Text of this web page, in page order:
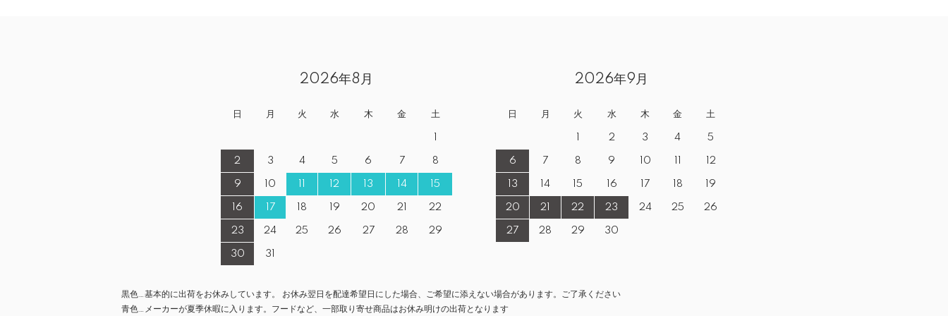
2026年8月
日 月 火 水 木 金 土
2 3 4 5 6 7 8
9 10 12 13 14 15
16 17 18 19 20 21 22
23 24 25 26 27 28 29
30 31
2026年9月
日 月 火 水 木 金 土
2 3 4 5
6 7 8 9 10 12
13 14 15 16 17 18 19
20 21 22 23 24 25 26
27 28 29 30
黒色…基本的に出荷をお休みしています。 お休み翌日を配達希望日にした場合、ご希望に添えない場合があります。ご了承ください
青色…メーカーが夏季休暇に入ります。フードなど、一部取り寄せ商品はお休み明けの出荷となります